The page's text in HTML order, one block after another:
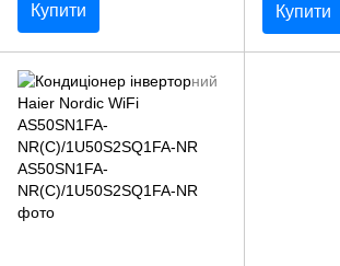
Купити Купити